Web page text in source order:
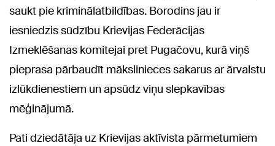
saukt pie kriminālatbildības. Borodins jau ir
iesniedzis sūdzību Krievijas Federācijas
Izmeklēšanas komitejai pret Pugačovu, kurā viņš
pieprasa pārbaudīt mākslinieces sakarus ar ārvalstu
izlūkdienestiem un apsūdz viņu slepkavības
mēģinājumā.
Pati dziedātāja uz Krievijas aktīvista pārmetumiem